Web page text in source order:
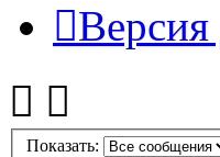
Версия
Показать: